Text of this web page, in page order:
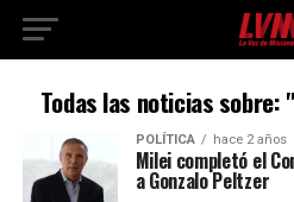
Todas las noticias sobre:
POLÍTICA hace 2 años
Milei completó el
a Gonzalo Peltzer